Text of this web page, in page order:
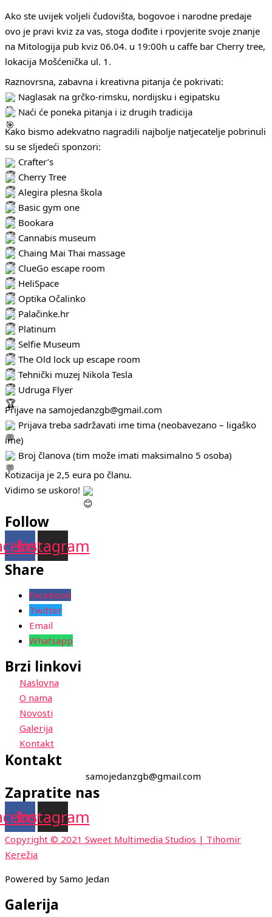
Ako ste uvijek voljeli čudovišta, bogovoe i narodne predaje
ovo je pravi kviz za vas, stoga dođite i rpovjerite svoje znanje
na Mitologija pub kviz 06.04. u 19:00h u caffe bar Cherry tree,
lokacija Mošćenička ul. 1.
Raznovrsna, zabavna i kreativna pitanja će pokrivati:
Naglasak na grčko-rimsku, nordijsku i egipatsku
Naći će poneka pitanja i iz drugih tradicija
Kako bismo adekvatno nagradili najbolje natjecatelje pobrinuli
su se sljedeći sponzori:
Crafter’s
Cherry Tree
Alegira plesna škola
Basic gym one
Bookara
Cannabis museum
Chaing Mai Thai massage
ClueGo escape room
HeliSpace
Optika Očalinko
Palačinke.hr
Platinum
Selfie Museum
The Old lock up escape room
Tehnički muzej Nikola Tesla
Udruga Flyer
Prijave na samojedanzgb@gmail.com
Prijava treba sadržavati ime tima (neobavezano – ligaško
ime)
Broj članova (tim može imati maksimalno 5 osoba)
Kotizacija je 2,5 eura po članu.
Vidimo se uskoro!
Follow
Instagram
Share
Facebook
Twitter
Email
Whatsapp
Brzi linkovi
Naslovna
O nama
Novosti
Galerija
Kontakt
Kontakt
samojedanzgb@gmail.com
Zapratite nas
Instagram
Copyright © 2021 Sweet Multimedia Studios | Tihomir
Kerežia
Powered by Samo Jedan
Galerija